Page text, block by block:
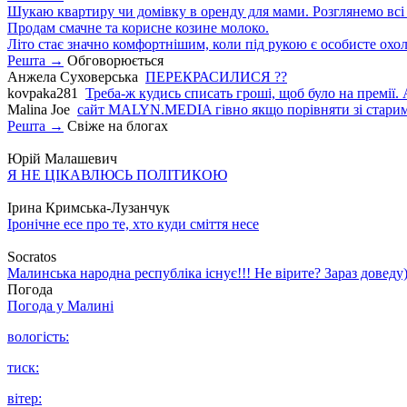
Шукаю квартиру чи домівку в оренду для мами. Розглянемо всі
Продам смачне та корисне козине молоко.
Літо стає значно комфортнішим, коли під рукою є особисте
Решта → Обговорюється
Анжела Суховерська ПЕРЕКРАСИЛИСЯ ??
kovpaka281
Треба-ж кудись списать гроші, щоб було на
Malina Joe сайт MALYN.MEDIA гiвно якщо порiвняти зi
Решта → Свіже на блогах
Юрій Малашевич
Я НЕ ЦІКАВЛЮСЬ ПОЛІТИКОЮ
Ірина Кримська-Лузанчук
Іронічне есе про те, хто куди сміття несе
Socratos
Малинська народна республіка існує!!! Не вірите? Зараз
Погода
Погода у Малині
вологість:
тиск:
вітер: